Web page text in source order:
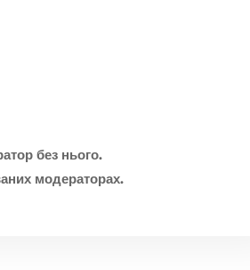
без нього.
модераторах.